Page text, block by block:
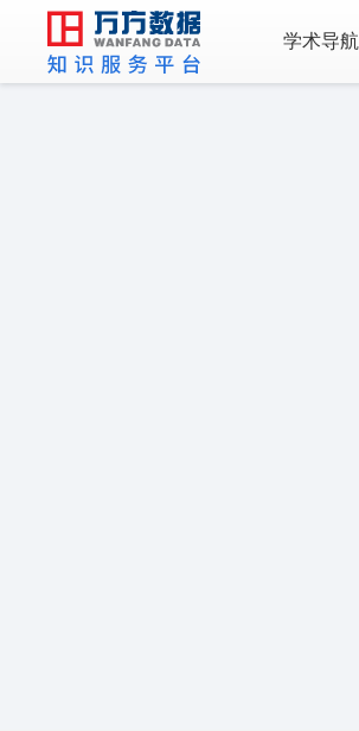
学术导航